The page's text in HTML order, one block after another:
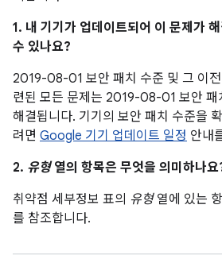
1. 내 기기가 업데이트되어 이 문제가
수 있나요?
2019-08-01 보안 패치 수준 및 그 이
련된 모든 문제는 2019-08-01 보안 패
해결됩니다. 기기의 보안 패치 수준을
려면 Google 기기 업데이트 일정 안내
2. 유형열의 항목은 무엇을 의미하나요
취약점 세부정보 표의 유형열에 있는
를 참조합니다.